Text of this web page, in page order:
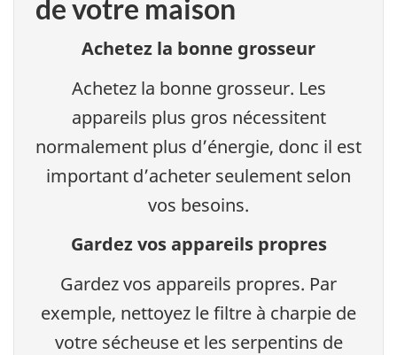
de votre maison
Achetez la bonne grosseur
Achetez la bonne grosseur. Les
appareils plus gros nécessitent
normalement plus d’énergie, donc il est
important d’acheter seulement selon
vos besoins.
Gardez vos appareils propres
Gardez vos appareils propres. Par
exemple, nettoyez le filtre à charpie de
votre sécheuse et les serpentins de